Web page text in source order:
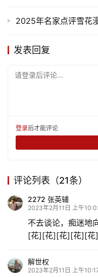
首
页
生
2025年名家点评雪花
发表回复
请登录后评论...
登录后才能评论
评论列表（21条）
2272 张英辅
2023年2月11日 上午
不去谈论，痴迷
[花][花][花][花][花]
解世权
2023年2月11日 上午